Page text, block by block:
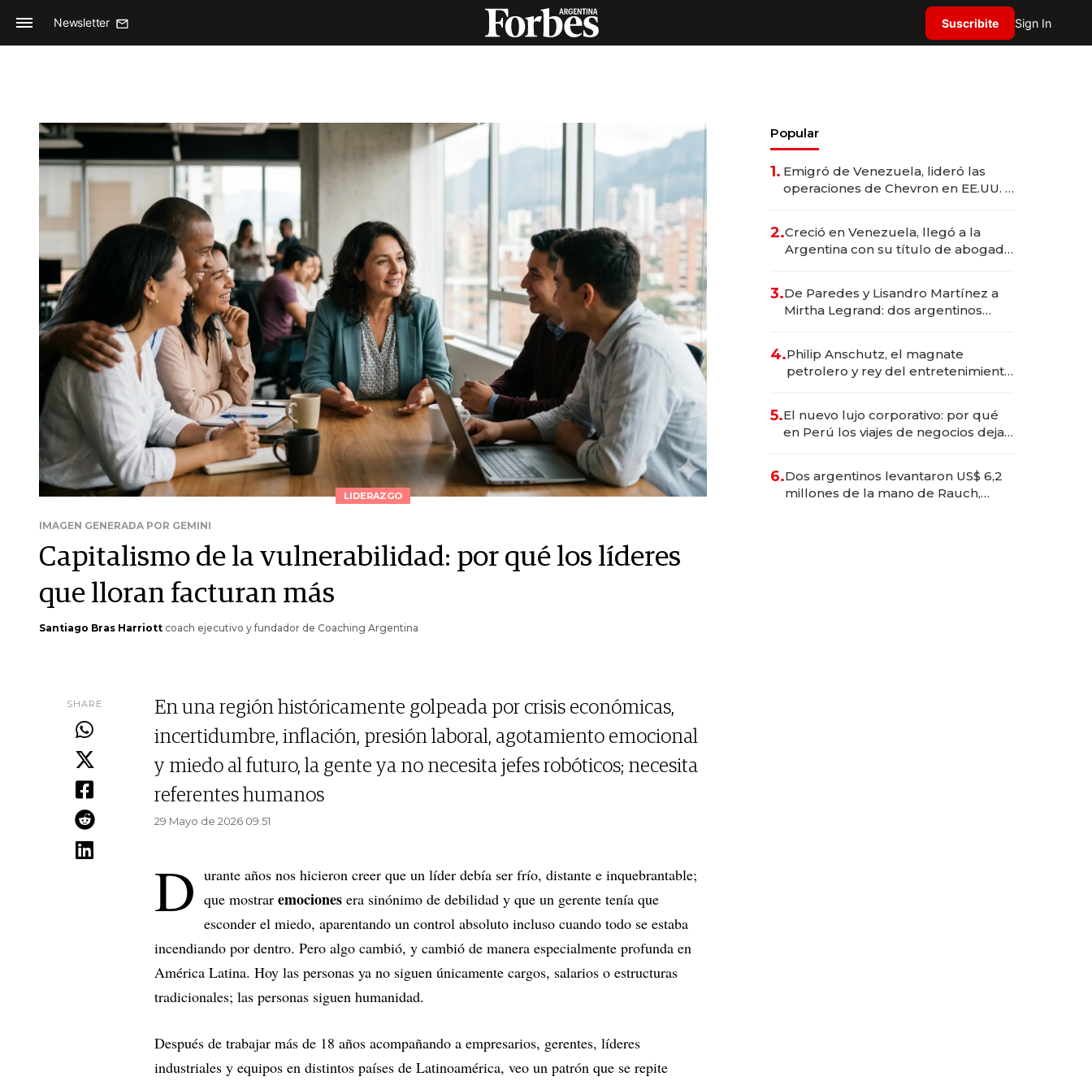
Newsletter Suscribite Sign In
LIDERAZGO
IMAGEN GENERADA POR GEMINI
Capitalismo de la vulnerabilidad: por qué los líderes
que lloran facturan más
Santiago Bras Harriott coach ejecutivo y fundador de Coaching Argentina
SHARE
En una región históricamente golpeada por crisis económicas,
incertidumbre, inflación, presión laboral, agotamiento emocional
y miedo al futuro, la gente ya no necesita jefes robóticos; necesita
referentes humanos
29 Mayo de 2026 09.51
D urante años nos hicieron creer que un líder debía ser frío, distante e inquebrantable;
que mostrar emociones era sinónimo de debilidad y que un gerente tenía que
esconder el miedo, aparentando un control absoluto incluso cuando todo se estaba
incendiando por dentro. Pero algo cambió, y cambió de manera especialmente profunda en
América Latina. Hoy las personas ya no siguen únicamente cargos, salarios o estructuras
tradicionales; las personas siguen humanidad.
Después de trabajar más de 18 años acompañando a empresarios, gerentes, líderes
industriales y equipos en distintos países de Latinoamérica, veo un patrón que se repite
Popular
1. Emigró de Venezuela, lideró las
operaciones de Chevron en EE.UU. y
2.Creció en Venezuela, llegó a la
Argentina con su título de abogado
marcas "fast premium"
3.De Paredes y Lisandro Martínez a
Mirtha Legrand: dos argentinos
4.Philip Anschutz, el magnate
petrolero y rey del entretenimiento
5.El nuevo lujo corporativo: por qué
en Perú los viajes de negocios dejan
en experiencias transformadoras
6.Dos argentinos levantaron US$ 6,2
millones de la mano de Rauch,